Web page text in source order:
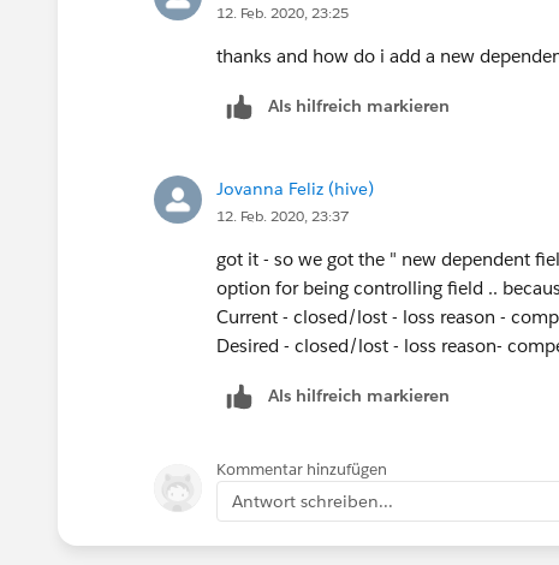
12. Feb. 2020, 23:25
thanks and how do i add a new
Als hilfreich markieren
Jovanna Feliz (hive)
12. Feb. 2020, 23:37
got it - so we got the " new dependent
option for being controlling field ..
Current - closed/lost - loss reason -
Desired - closed/lost - loss reason-
Als hilfreich markieren
Kommentar hinzufügen
Antwort schreiben...